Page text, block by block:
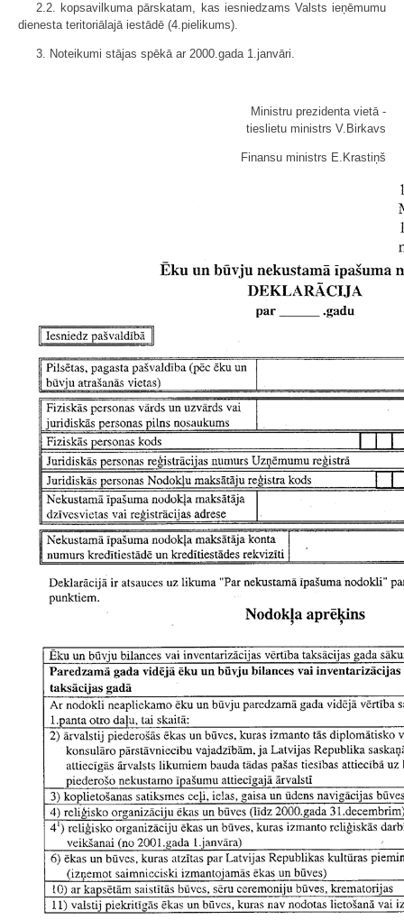
2.2. kopsavilkuma pārskatam, kas iesniedzams Valsts ieņēmumu
dienesta teritoriālajā iestādē (4.pielikums).
3. Noteikumi stājas spēkā ar 2000.gada 1.janvāri.
Ministru prezidenta vietā -
tieslietu ministrs V.Birkavs
Finansu ministrs E.Krastiņš